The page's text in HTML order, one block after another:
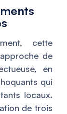
cette
de
en
qui
locaux.
de trois